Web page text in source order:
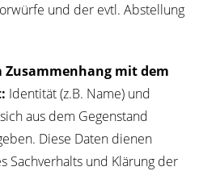
und der evtl. Abstel­lung
Zusam­men­hang mit dem
Iden­ti­tät (z.B. Name) und
aus dem Gegen­stand
Die­se Daten die­nen
Sach­ver­halts und Klä­rung der